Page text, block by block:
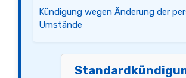
Kündigung wegen Änderung der
Umstände